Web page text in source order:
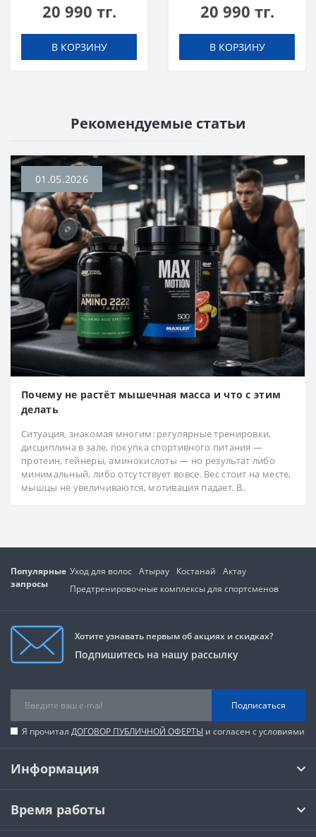
100.000 Apple 500 мл
20 990 тг.
В КОРЗИНУ
100.000 Cherry 500
20 990 тг.
В КОРЗИНУ
Рекомендуемые статьи
01.05.2026
Почему не растёт мышечная масса и что с этим
делать
Ситуация, знакомая многим: регулярные тренировки,
дисциплина в зале, покупка спортивного питания —
протеин, гейнеры, аминокислоты — но результат либо
минимальный, либо отсутствует вовсе. Вес стоит на месте,
мышцы не увеличиваются, мотивация падает. В..
Популярные
запросы
Уход для волос Атырау Костанай
Актау
Предтренировочные комплексы для спортсменов
Хотите узнавать первым об акциях и скидках?
Подпишитесь на нашу рассылку
Подписаться
Я прочитал ДОГОВОР ПУБЛИЧНОЙ ОФЕРТЫ и согласен с условиями
Информация
Время работы